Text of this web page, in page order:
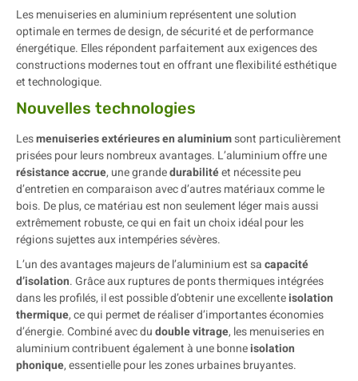
Les menuiseries en aluminium représentent une solution
optimale en termes de design, de sécurité et de performance
énergétique. Elles répondent parfaitement aux exigences des
constructions modernes tout en offrant une flexibilité esthétique
et technologique.
Nouvelles technologies
Lesmenuiseries extérieures en aluminiumsont particulièrement
prisées pour leurs nombreux avantages. L’aluminium offre une
résistance accrue, une grandedurabilitéet nécessite peu
d’entretien en comparaison avec d’autres matériaux comme le
bois. De plus, ce matériau est non seulement léger mais aussi
extrêmement robuste, ce qui en fait un choix idéal pour les
régions sujettes aux intempéries sévères.
L’un des avantages majeurs de l’aluminium est sacapacité
d’isolation. Grâce aux ruptures de ponts thermiques intégrées
dans les profilés, il est possible d’obtenir une excellenteisolation
thermique, ce qui permet de réaliser d’importantes économies
d’énergie. Combiné avec dudouble vitrage, les menuiseries en
aluminium contribuent également à une bonneisolation
phonique, essentielle pour les zones urbaines bruyantes.